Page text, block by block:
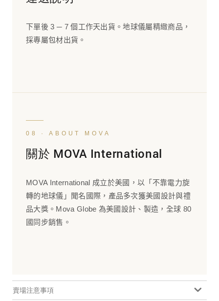
下單後 3 ─ 7 個工作天出貨。地球儀屬精緻商品，
採專屬包材出貨。
08 · ABOUT MOVA
關於 MOVA International
MOVA International 成立於美國，以「不靠電力旋
轉的地球儀」聞名國際，產品多次獲美國設計與禮
品大獎。Mova Globe 為美國設計、製造，全球 80
國同步銷售。
賣場注意事項